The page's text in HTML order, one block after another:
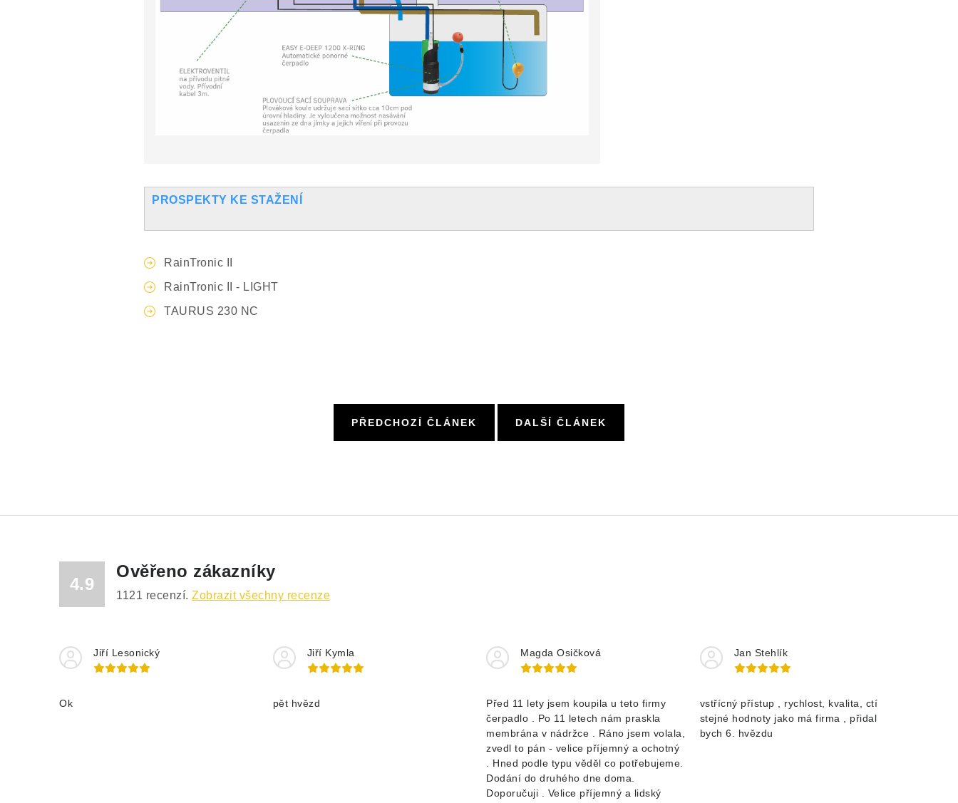
PROSPEKTY KE STAŽENÍ
RainTronic II
RainTronic II - LIGHT
TAURUS 230 NC
PŘEDCHOZÍ ČLÁNEK DALŠÍ ČLÁNEK
4.9
Ověřeno zákazníky
1121 recenzí. Zobrazit všechny recenze
Jiří Lesonický
Ok
Jiří Kymla
pět hvězd
Magda Osičková
Před 11 lety jsem koupila u teto firmy
čerpadlo . Po 11 letech nám praskla
membrána v nádržce . Ráno jsem volala,
zvedl to pán - velice příjemný a ochotný
. Hned podle typu věděl co potřebujeme.
Dodání do druhého dne doma.
Doporučuji . Velice příjemný a lidský
Jan Stehlík
vstřícný přístup , rychlost, kvalita, ctí
stejné hodnoty jako má firma , přidal
bych 6. hvězdu